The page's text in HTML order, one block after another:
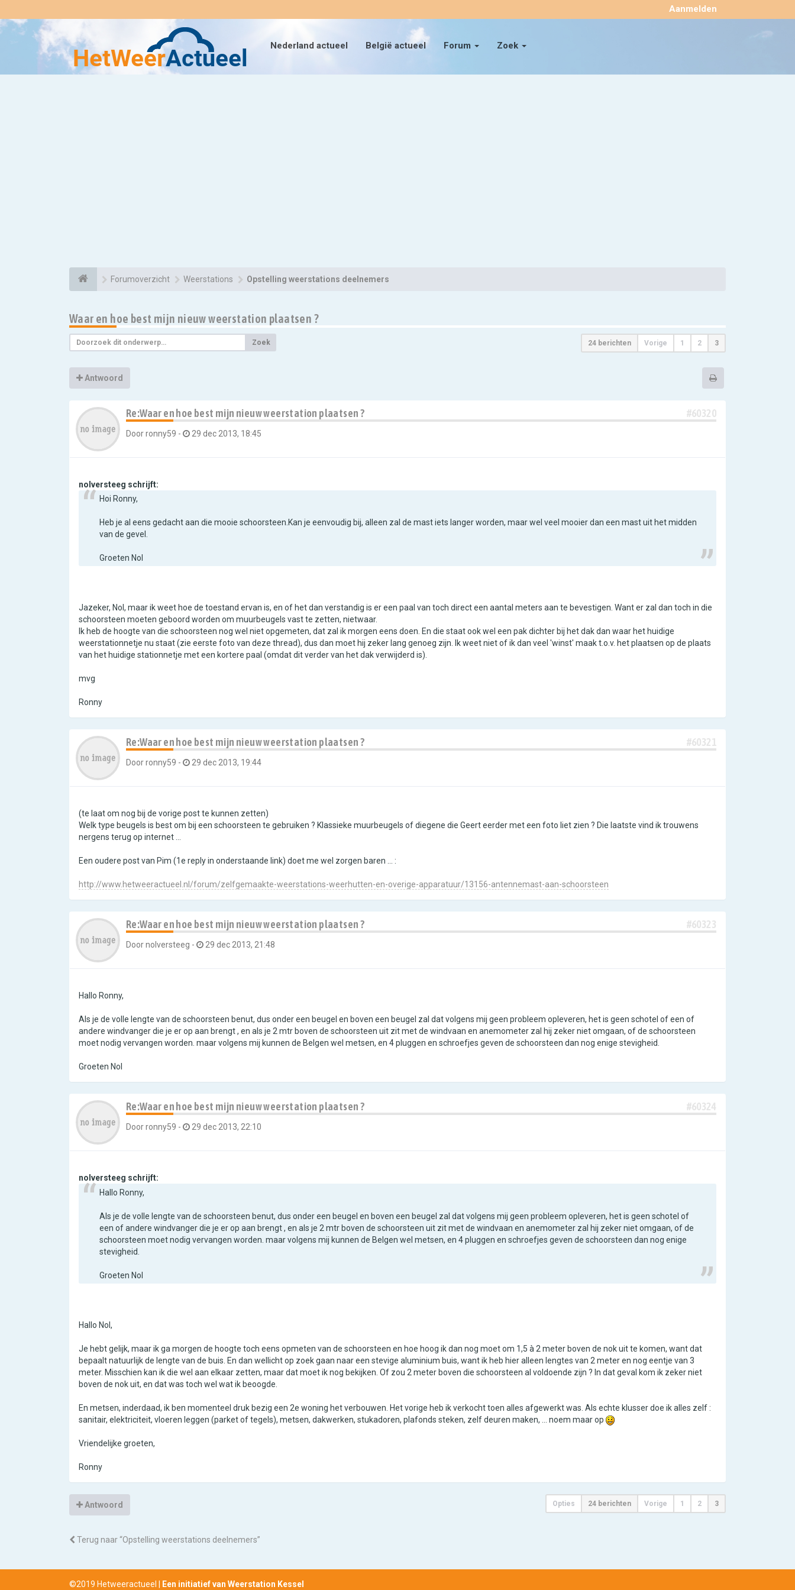
Nederland actueel België actueel Forum Zoek
Aanmelden ×
Forumoverzicht Weerstations Opstelling weerstations deelnemers
Waar en hoe best mijn nieuw weerstation plaatsen ?
Zoek 24 berichten Vorige 1 2 3
Antwoord
Re:Waar en hoe best mijn nieuw weerstation plaatsen ? #60320
Doorronny59 - 29 dec 2013, 18:45
nolversteeg schrijft:
Hoi Ronny,
Heb je al eens gedacht aan die mooie schoorsteen.Kan je eenvoudig bij, alleen zal de mast iets langer worden, maar wel veel mooier dan een mast uit het midden
van de gevel.
Groeten Nol
Jazeker, Nol, maar ik weet hoe de toestand ervan is, en of het dan verstandig is er een paal van toch direct een aantal meters aan te bevestigen. Want er zal dan toch in die
schoorsteen moeten geboord worden om muurbeugels vast te zetten, nietwaar.
Ik heb de hoogte van die schoorsteen nog wel niet opgemeten, dat zal ik morgen eens doen. En die staat ook wel een pak dichter bij het dak dan waar het huidige
weerstationnetje nu staat (zie eerste foto van deze thread), dus dan moet hij zeker lang genoeg zijn. Ik weet niet of ik dan veel 'winst' maak t.o.v. het plaatsen op de plaats
van het huidige stationnetje met een kortere paal (omdat dit verder van het dak verwijderd is).
mvg
Ronny
Re:Waar en hoe best mijn nieuw weerstation plaatsen ? #60321
Doorronny59 - 29 dec 2013, 19:44
(te laat om nog bij de vorige post te kunnen zetten)
Welk type beugels is best om bij een schoorsteen te gebruiken ? Klassieke muurbeugels of diegene die Geert eerder met een foto liet zien ? Die laatste vind ik trouwens
nergens terug op internet ...
Een oudere post van Pim (1e reply in onderstaande link) doet me wel zorgen baren ... :
http://www.hetweeractueel.nl/forum/zelfgemaakte-weerstations-weerhutten-en-overige-apparatuur/13156-antennemast-aan-schoorsteen
Re:Waar en hoe best mijn nieuw weerstation plaatsen ? #60323
Doornolversteeg - 29 dec 2013, 21:48
Hallo Ronny,
Als je de volle lengte van de schoorsteen benut, dus onder een beugel en boven een beugel zal dat volgens mij geen probleem opleveren, het is geen schotel of een of
andere windvanger die je er op aan brengt , en als je 2 mtr boven de schoorsteen uit zit met de windvaan en anemometer zal hij zeker niet omgaan, of de schoorsteen
moet nodig vervangen worden. maar volgens mij kunnen de Belgen wel metsen, en 4 pluggen en schroefjes geven de schoorsteen dan nog enige stevigheid.
Groeten Nol
Re:Waar en hoe best mijn nieuw weerstation plaatsen ? #60324
Doorronny59 - 29 dec 2013, 22:10
nolversteeg schrijft:
Hallo Ronny,
Als je de volle lengte van de schoorsteen benut, dus onder een beugel en boven een beugel zal dat volgens mij geen probleem opleveren, het is geen schotel of
een of andere windvanger die je er op aan brengt , en als je 2 mtr boven de schoorsteen uit zit met de windvaan en anemometer zal hij zeker niet omgaan, of de
schoorsteen moet nodig vervangen worden. maar volgens mij kunnen de Belgen wel metsen, en 4 pluggen en schroefjes geven de schoorsteen dan nog enige
stevigheid.
Groeten Nol
Hallo Nol,
Je hebt gelijk, maar ik ga morgen de hoogte toch eens opmeten van de schoorsteen en hoe hoog ik dan nog moet om 1,5 à 2 meter boven de nok uit te komen, want dat
bepaalt natuurlijk de lengte van de buis. En dan wellicht op zoek gaan naar een stevige aluminium buis, want ik heb hier alleen lengtes van 2 meter en nog eentje van 3
meter. Misschien kan ik die wel aan elkaar zetten, maar dat moet ik nog bekijken. Of zou 2 meter boven die schoorsteen al voldoende zijn ? In dat geval kom ik zeker niet
boven de nok uit, en dat was toch wel wat ik beoogde.
En metsen, inderdaad, ik ben momenteel druk bezig een 2e woning het verbouwen. Het vorige heb ik verkocht toen alles afgewerkt was. Als echte klusser doe ik alles zelf :
sanitair, elektriciteit, vloeren leggen (parket of tegels), metsen, dakwerken, stukadoren, plafonds steken, zelf deuren maken, ... noem maar op
Vriendelijke groeten,
Ronny
Antwoord Opties 24 berichten Vorige 1 2 3
Terug naar “Opstelling weerstations deelnemers”
©2019 Hetweeractueel | Een initiatief van Weerstation Kessel